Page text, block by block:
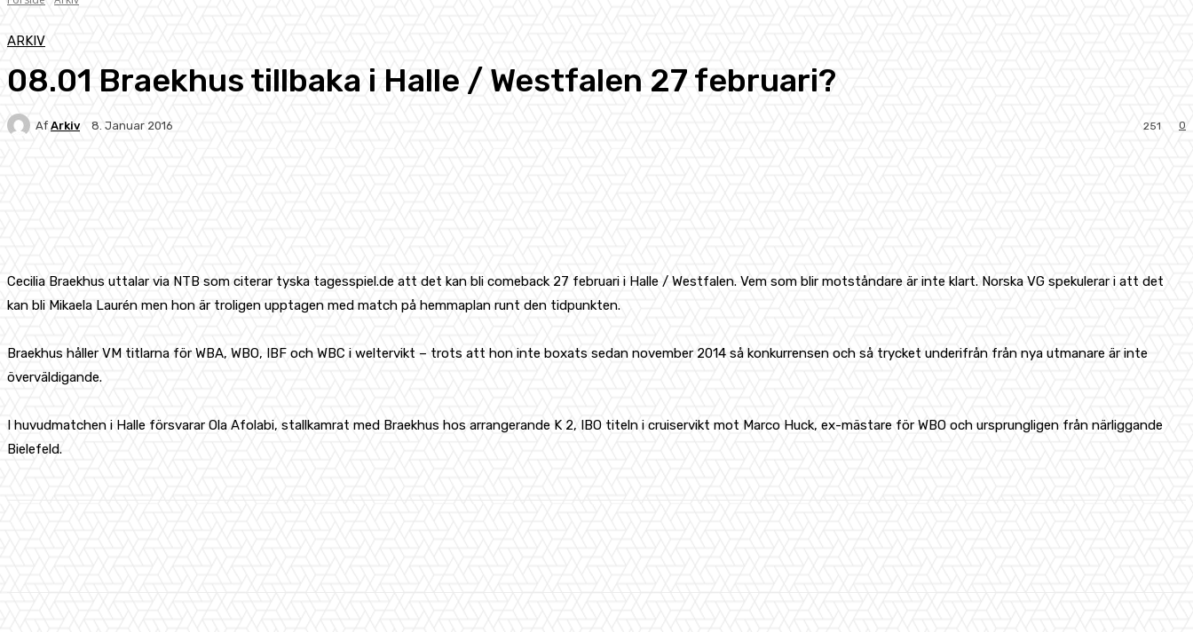
ARKIV
08.01 Braekhus tillbaka i Halle / Westfalen 27 februari?
Af Arkiv 8. Januar 2016 0
251
Cecilia Braekhus uttalar via NTB som citerar tyska tagesspiel.de att det kan bli comeback 27 februari i Halle / Westfalen. Vem som blir motståndare är inte klart. Norska VG spekulerar i att det
kan bli Mikaela Laurén men hon är troligen upptagen med match på hemmaplan runt den tidpunkten.
Braekhus håller VM titlarna för WBA, WBO, IBF och WBC i weltervikt – trots att hon inte boxats sedan november 2014 så konkurrensen och så trycket underifrån från nya utmanare är inte
överväldigande.
I huvudmatchen i Halle försvarar Ola Afolabi, stallkamrat med Braekhus hos arrangerande K 2, IBO titeln i cruiservikt mot Marco Huck, ex-mästare för WBO och ursprungligen från närliggande
Bielefeld.